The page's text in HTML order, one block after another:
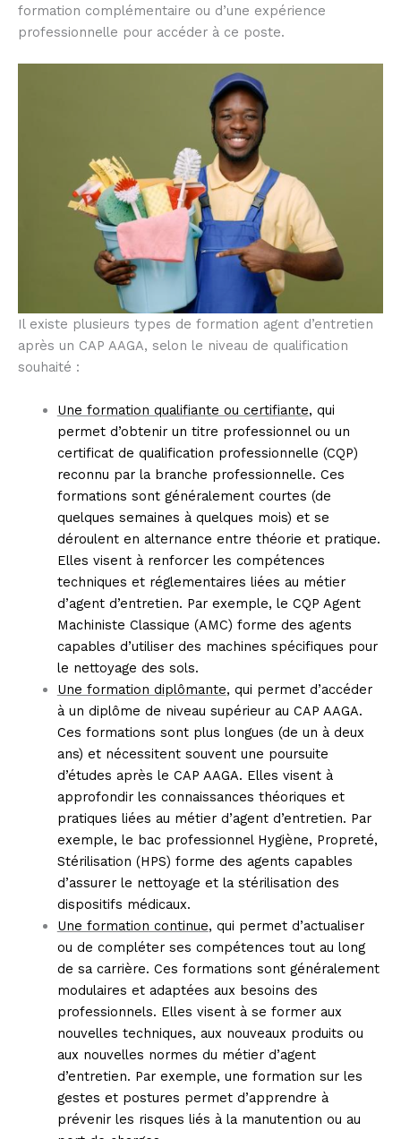
formation complémentaire ou d’une expérience
professionnelle pour accéder à ce poste.
Il existe plusieurs types de formation agent d’entretien
après un CAP AAGA, selon le niveau de qualification
souhaité :
Une formation qualifiante ou certifiante, qui
permet d’obtenir un titre professionnel ou un
certificat de qualification professionnelle (CQP)
reconnu par la branche professionnelle. Ces
formations sont généralement courtes (de
quelques semaines à quelques mois) et se
déroulent en alternance entre théorie et pratique.
Elles visent à renforcer les compétences
techniques et réglementaires liées au métier
d’agent d’entretien. Par exemple, le CQP Agent
Machiniste Classique (AMC) forme des agents
capables d’utiliser des machines spécifiques pour
le nettoyage des sols.
Une formation diplômante, qui permet d’accéder
à un diplôme de niveau supérieur au CAP AAGA.
Ces formations sont plus longues (de un à deux
ans) et nécessitent souvent une poursuite
d’études après le CAP AAGA. Elles visent à
approfondir les connaissances théoriques et
pratiques liées au métier d’agent d’entretien. Par
exemple, le bac professionnel Hygiène, Propreté,
Stérilisation (HPS) forme des agents capables
d’assurer le nettoyage et la stérilisation des
dispositifs médicaux.
Une formation continue, qui permet d’actualiser
ou de compléter ses compétences tout au long
de sa carrière. Ces formations sont généralement
modulaires et adaptées aux besoins des
professionnels. Elles visent à se former aux
nouvelles techniques, aux nouveaux produits ou
aux nouvelles normes du métier d’agent
d’entretien. Par exemple, une formation sur les
gestes et postures permet d’apprendre à
prévenir les risques liés à la manutention ou au